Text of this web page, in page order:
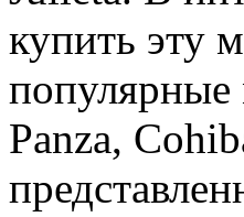
купить эту
популярные
Panza,